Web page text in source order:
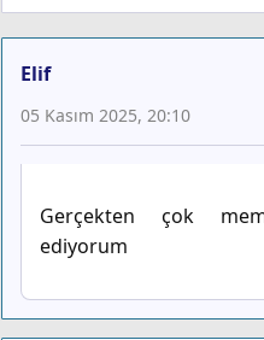
Elif
05 Kasım 2025, 20:10
Gerçekten çok
ediyorum